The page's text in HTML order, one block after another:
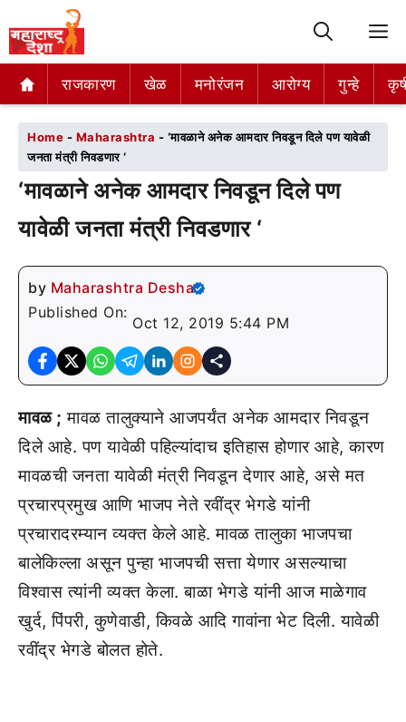
राजकारण खेळ मनोरंजन आरोग्य गुन्हे
राजकारण खेळ मनोरंजन आरोग्य गुन्हे
Home - Maharashtra - ‘मावळाने अनेक आमदार निवडून दिले पण यावेळी
जनता मंत्री निवडणार ‘
‘मावळाने अनेक आमदार निवडून दिले पण
यावेळी जनता मंत्री निवडणार ‘
by Maharashtra Desha
Published On:
Oct 12, 2019 5:44 PM
मावळ ; मावळ तालुक्याने आजपर्यंत अनेक आमदार निवडून
दिले आहे. पण यावेळी पहिल्यांदाच इतिहास होणार आहे, कारण
मावळची जनता यावेळी मंत्री निवडून देणार आहे, असे मत
प्रचारप्रमुख आणि भाजप नेते रवींद्र भेगडे यांनी
प्रचारादरम्यान व्यक्त केले आहे. मावळ तालुका भाजपचा
बालेकिल्ला असून पुन्हा भाजपची सत्ता येणार असल्याचा
विश्वास त्यांनी व्यक्त केला. बाळा भेगडे यांनी आज माळेगाव
खुर्द, पिंपरी, कुणेवाडी, किवळे आदि गावांना भेट दिली. यावेळी
रवींद्र भेगडे बोलत होते.